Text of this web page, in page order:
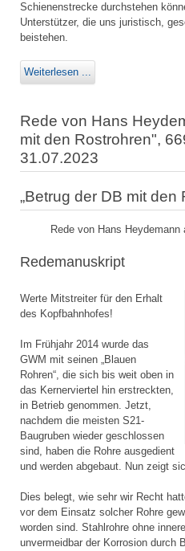
Schienenstrecke durchstehen
Unterstützer, die uns juristisch,
beistehen.
Weiterlesen ...
Rede von Hans
mit den Rostrohren",
31.07.2023
„Betrug der DB mit den
Rede von Hans
Redemanuskript
Werte Mitstreiter für den Erhalt
des Kopfbahnhofes!
Im Frühjahr 2014 wurde das
GWM mit seinen „Blauen
Rohren“, die sich bis weit oben in
das Kernerviertel hin erstreckten,
in Betrieb genommen. Jetzt,
nachdem die meisten S21-
Baugruben wieder geschlossen
sind, haben die Rohre ausgedient
und werden abgebaut. Nun zeigt
Dies belegt, wie sehr wir Recht
vor dem Einsatz solcher Rohre
worden sind. Stahlrohre ohne
unvermeidbar der Korrosion durch